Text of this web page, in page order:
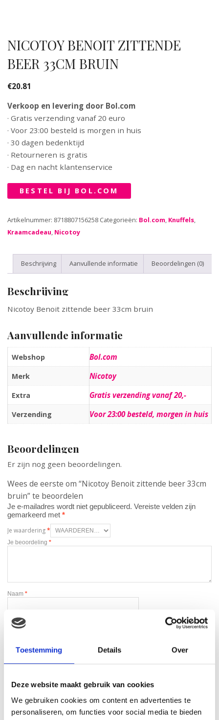
Toestemming Details Over
Deze website maakt gebruik van cookies
We gebruiken cookies om content en advertenties te
personaliseren, om functies voor social media te bieden
NICOTOY BENOIT ZITTENDE
BEER 33CM BRUIN
€20.81
Verkoop en levering door Bol.com
· Gratis verzending vanaf 20 euro
· Voor 23:00 besteld is morgen in huis
· 30 dagen bedenktijd
· Retourneren is gratis
· Dag en nacht klantenservice
BESTEL BIJ BOL.COM
Artikelnummer: 8718807156258 Categorieën: Bol.com, Knuffels,
Kraamcadeau, Nicotoy
Beschrijving Aanvullende informatie Beoordelingen (0)
Beschrijving
Nicotoy Benoit zittende beer 33cm bruin
Aanvullende informatie
Webshop Bol.com
Merk Nicotoy
Extra Gratis verzending vanaf 20,-
Verzending Voor 23:00 besteld, morgen in huis
Beoordelingen
Er zijn nog geen beoordelingen.
Wees de eerste om “Nicotoy Benoit zittende beer 33cm
bruin” te beoordelen
Je e-mailadres wordt niet gepubliceerd. Vereiste velden zijn
gemarkeerd met *
Je waardering*
Je beoordeling *
Naam *
E-mail
Gerelateerde producten